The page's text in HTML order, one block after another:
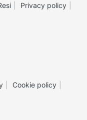
Privacy policy
Cookie policy